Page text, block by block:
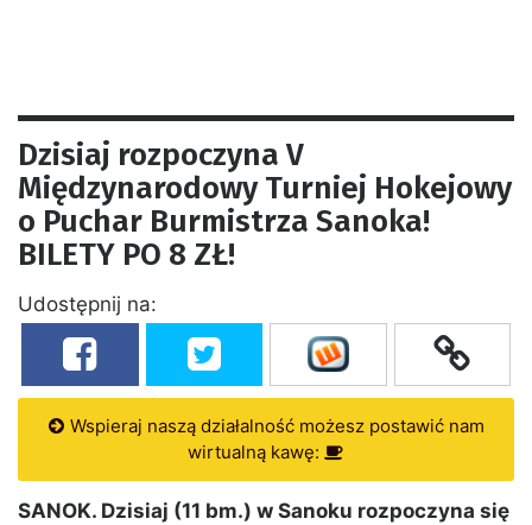
Dzisiaj rozpoczyna V
Międzynarodowy Turniej Hokejowy
o Puchar Burmistrza Sanoka!
BILETY PO 8 ZŁ!
Udostępnij na:
Wspieraj naszą działalność możesz postawić nam
wirtualną kawę:
SANOK. Dzisiaj (11 bm.) w Sanoku rozpoczyna się